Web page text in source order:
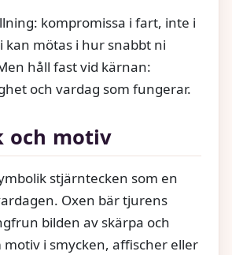
kompromissa i fart, inte i
kan mötas i hur snabbt ni
håll fast vid kärnan:
och vardag som fungerar.
och motiv
stjärntecken som en
Oxen bär tjurens
bilden av skärpa och
motiv i smycken, affischer eller